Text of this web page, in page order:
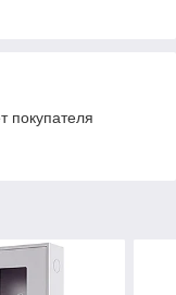
покупателя